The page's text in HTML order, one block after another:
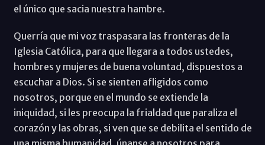
el único que sacia nuestra hambre.
Querría que mi voz traspasara las fronteras de la
Iglesia Católica, para que llegara a todos ustedes,
hombres y mujeres de buena voluntad, dispuestos a
escuchar a Dios. Si se sienten afligidos como
nosotros, porque en el mundo se extiende la
iniquidad, si les preocupa la frialdad que paraliza el
corazón y las obras, si ven que se debilita el sentido de